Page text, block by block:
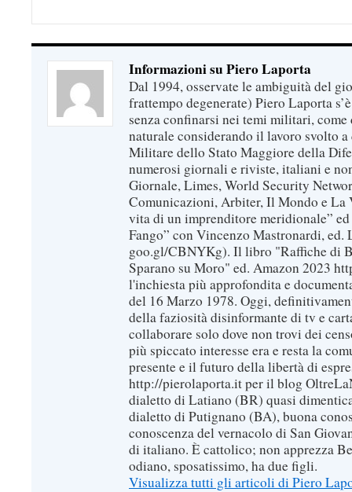
Informazioni su Piero Laporta
Dal 1994, osservate le ambiguità del
frattempo degenerate) Piero Laporta
senza confinarsi nei temi militari, come
naturale considerando il lavoro svolto
Militare dello Stato Maggiore della
numerosi giornali e riviste, italiani e
Giornale, Limes, World Security
Comunicazioni, Arbiter, Il Mondo e La
vita di un imprenditore meridionale”
Fango” con Vincenzo Mastronardi,
goo.gl/CBNYKg). Il libro "Raffiche di
Sparano su Moro" ed. Amazon 2023
l'inchiesta più approfondita e
del 16 Marzo 1978. Oggi,
della faziosità disinformante di tv e
collaborare solo dove non trovi dei
più spiccato interesse era e resta la
presente e il futuro della libertà di
http://pierolaporta.it per il blog
dialetto di Latiano (BR) quasi
dialetto di Putignano (BA), buona
conoscenza del vernacolo di San
di italiano. È cattolico; non apprezza
odiano, sposatissimo, ha due figli.
Visualizza tutti gli articoli di Piero